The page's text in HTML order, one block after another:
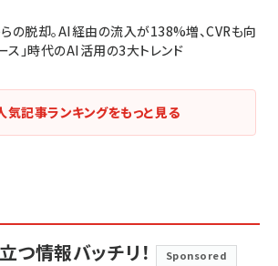
の脱却。AI経由の流入が138%増、CVRも向
ス」時代のAI活用の3大トレンド
気記事ランキングをもっと見る
つ情報バッチリ！ Sponsored